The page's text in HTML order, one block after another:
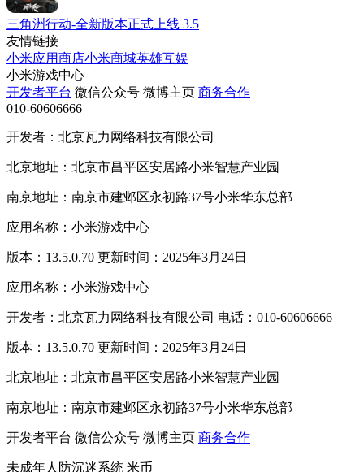
三角洲行动-全新版本正式上线 3.5
友情链接
小米应用商店小米商城英雄互娱
小米游戏中心
开发者平台 微信公众号 微博主页 商务合作
010-60606666
开发者：北京瓦力网络科技有限公司
北京地址：北京市昌平区安居路小米智慧产业园
南京地址：南京市建邺区永初路37号小米华东总部
应用名称：小米游戏中心
版本：13.5.0.70 更新时间：2025年3月24日
应用名称：小米游戏中心
开发者：北京瓦力网络科技有限公司 电话：010-60606666
版本：13.5.0.70 更新时间：2025年3月24日
北京地址：北京市昌平区安居路小米智慧产业园
南京地址：南京市建邺区永初路37号小米华东总部
开发者平台 微信公众号 微博主页 商务合作
未成年人防沉迷系统 米币